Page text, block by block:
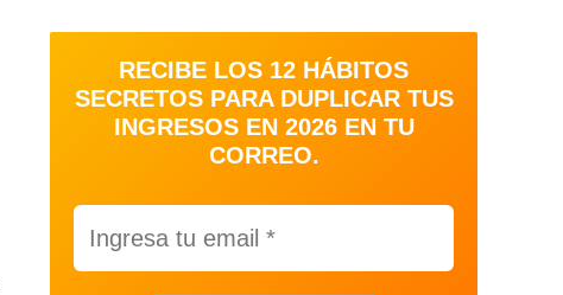
RECIBE LOS 12 HÁBITOS
SECRETOS PARA DUPLICAR TUS
INGRESOS EN 2026 EN TU
CORREO.